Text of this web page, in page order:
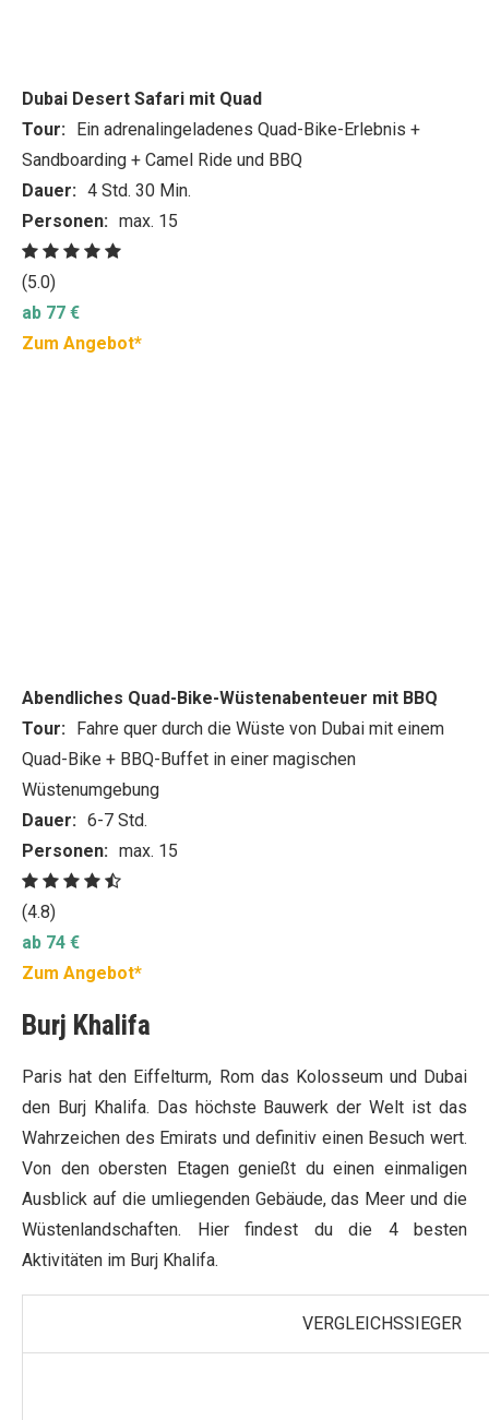
Dubai Desert Safari mit Quad
Tour: Ein adrenalingeladenes Quad-Bike-Erlebnis +
Sandboarding + Camel Ride und BBQ
Dauer: 4 Std. 30 Min.
Personen: max. 15
(5.0)
ab 77 €
Zum Angebot*
Abendliches Quad-Bike-Wüstenabenteuer mit BBQ
Tour:
Fahre quer durch die Wüste von Dubai mit einem
Quad-Bike + BBQ-Buffet in einer magischen
Wüstenumgebung
Dauer: 6-7 Std.
Personen: max. 15
(4.8)
ab 74 €
Zum Angebot*
Burj Khalifa
Paris hat den Eiffelturm, Rom das Kolosseum und Dubai
den Burj Khalifa. Das höchste Bauwerk der Welt ist das
Wahrzeichen des Emirats und definitiv einen Besuch wert.
Von den obersten Etagen genießt du einen einmaligen
Ausblick auf die umliegenden Gebäude, das Meer und die
Wüstenlandschaften. Hier findest du die 4 besten
Aktivitäten im Burj Khalifa.
VERGLEICHSSIEGER